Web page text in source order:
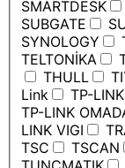
SMARTDESK
SUBGATE
SYNOLOGY
TELTONİKA
THULL
Link
TP-
TP-LINK
LINK VIGI
TSC
TSCAN